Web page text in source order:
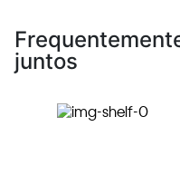
juntos